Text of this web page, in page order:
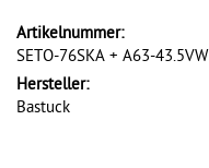
Artikelnummer:
SETO-76SKA + A63-43.5VW
Hersteller:
Bastuck